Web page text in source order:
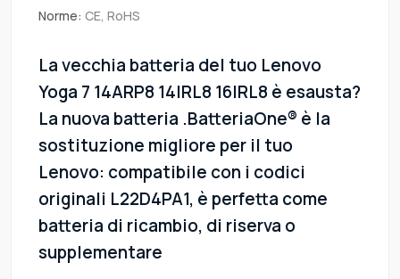
Norme: CE, RoHS
La vecchia batteria del tuo Lenovo
Yoga 7 14ARP8 14IRL8 16IRL8 è esausta?
La nuova batteria .BatteriaOne® è la
sostituzione migliore per il tuo
Lenovo: compatibile con i codici
originali L22D4PA1, è perfetta come
batteria di ricambio, di riserva o
supplementare